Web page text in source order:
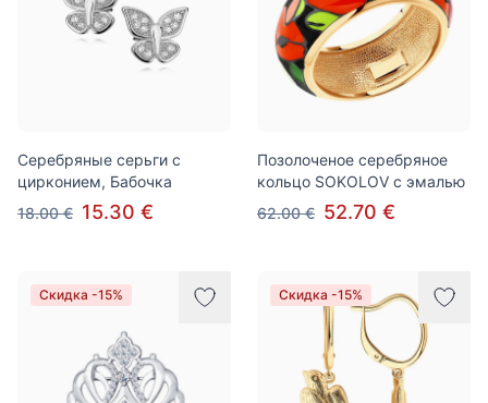
Серебряные серьги с
цирконием, Бабочка
18.00 € 15.30 €
Позолоченое серебряное
кольцо SOKOLOV с эмалью
62.00 € 52.70 €
Скидка -15% Скидка -15%